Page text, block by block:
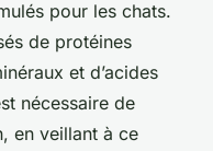
pour les chats.
de protéines
et d’acides
nécessaire de
en veillant à ce